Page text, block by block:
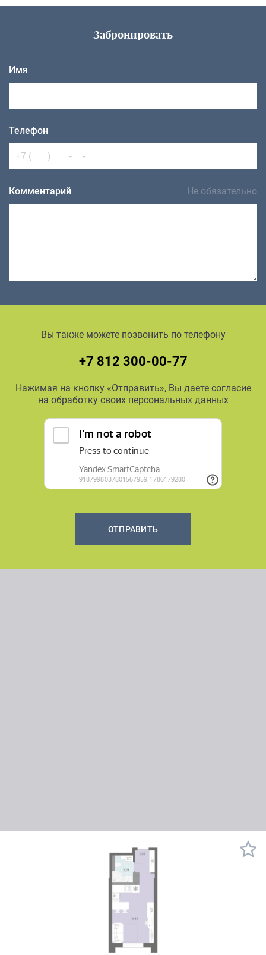
Забронировать
Имя
Телефон
Комментарий Не обязательно
Вы также можете позвонить по телефону
+7 812 300-00-77
Нажимая на кнопку «Отправить», Вы даете согласие
на обработку своих персональных данных
ОТПРАВИТЬ